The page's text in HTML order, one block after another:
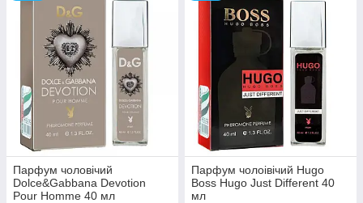
Парфум чоловічий
Dolce&Gabbana Devotion
Pour Homme 40 мл
Парфум чолоівічий Hugo
Boss Hugo Just Different 40
мл